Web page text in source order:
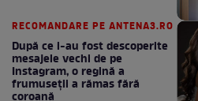
RECOMANDARE PE ANTENA3.RO
După ce i-au fost descoperite
mesajele vechi de pe
Instagram, o regină a
frumuseții a rămas fără
coroană